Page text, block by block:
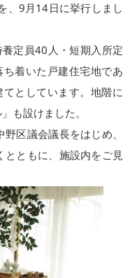
、9月14日に挙行しまし
定員40人・短期入所定
着いた戸建住宅地であ
としています。地階に
も設けました。
区議会議長をはじめ、
とともに、施設内をご見